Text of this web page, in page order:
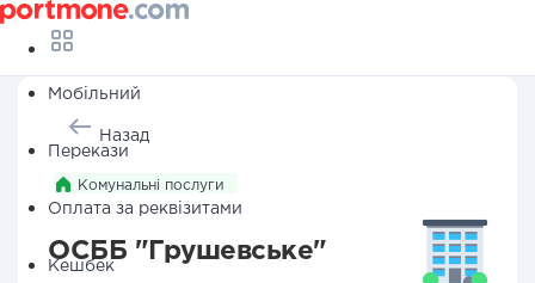
Мобільний
Перекази
Оплата за реквізитами
Кешбек
Назад
Комунальні послуги
ОСББ "Грушевське"